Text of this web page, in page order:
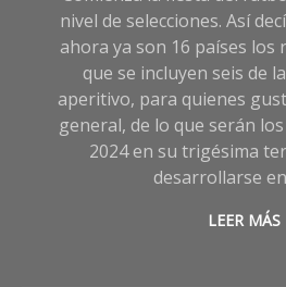
nivel de selecciones. Así
ahora ya son 16 países los
que se incluyen seis de
aperitivo, para quienes
general, de lo que serán
2024 en su trigésima
desarrollarse
LEER MÁS